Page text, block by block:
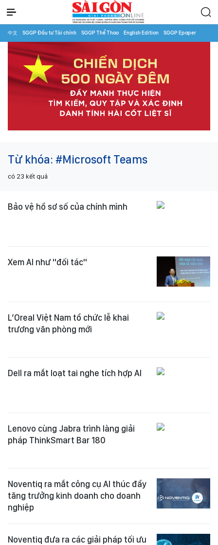
中文 SGGP Đầu tư Tài chính SGGP Thể Thao English Edition SGGP Epaper
Từ khóa: #Microsoft Teams
có 23 kết quả
Bảo vệ hồ sơ số của chính mình
Xem AI như "đối tác"
L’Oreal Việt Nam tổ chức lễ khai
trương văn phòng mới
Dell ra mắt loạt tai nghe tích hợp AI
Lenovo cùng Jabra trình làng giải
pháp ThinkSmart Bar 180
Noventiq ra mắt công cụ AI thúc đẩy
tăng trưởng kinh doanh cho doanh
nghiệp
Noventiq đưa ra các giải pháp tối ưu